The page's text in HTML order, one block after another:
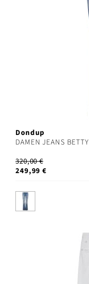
Dondup
DAMEN JEANS BETTY
320,00 €
249,99 €